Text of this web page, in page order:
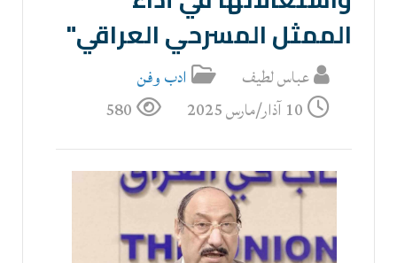
الممثل المسرحي العراقي"
عباس لطيف
ادب وفن
10 آذار/مارس 2025
580